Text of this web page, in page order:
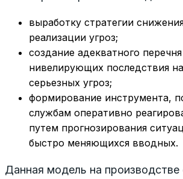
выработку стратегии
реализации угроз;
создание адекватного
нивелирующих последствия
серьезных угроз;
формирование инструмента,
службам оперативно
путем прогнозирования
быстро меняющихся вводных.
Данная модель на производстве